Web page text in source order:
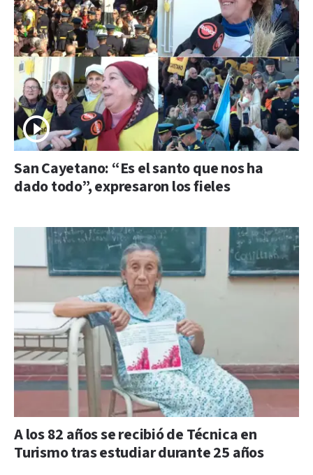
San Cayetano: “Es el santo que nos ha
dado todo”, expresaron los fieles
A los 82 años se recibió de Técnica en
Turismo tras estudiar durante 25 años